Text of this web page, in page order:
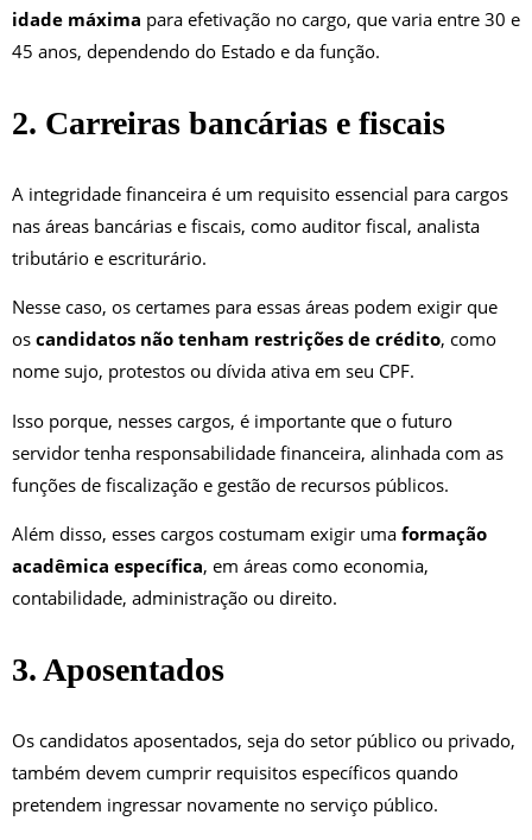
idade máxima para efetivação no cargo, que varia entre 30 e
45 anos, dependendo do Estado e da função.
2. Carreiras bancárias e fiscais
A integridade financeira é um requisito essencial para cargos
nas áreas bancárias e fiscais, como auditor fiscal, analista
tributário e escriturário.
Nesse caso, os certames para essas áreas podem exigir que
os candidatos não tenham restrições de crédito, como
nome sujo, protestos ou dívida ativa em seu CPF.
Isso porque, nesses cargos, é importante que o futuro
servidor tenha responsabilidade financeira, alinhada com as
funções de fiscalização e gestão de recursos públicos.
Além disso, esses cargos costumam exigir uma formação
acadêmica específica, em áreas como economia,
contabilidade, administração ou direito.
3. Aposentados
Os candidatos aposentados, seja do setor público ou privado,
também devem cumprir requisitos específicos quando
pretendem ingressar novamente no serviço público.